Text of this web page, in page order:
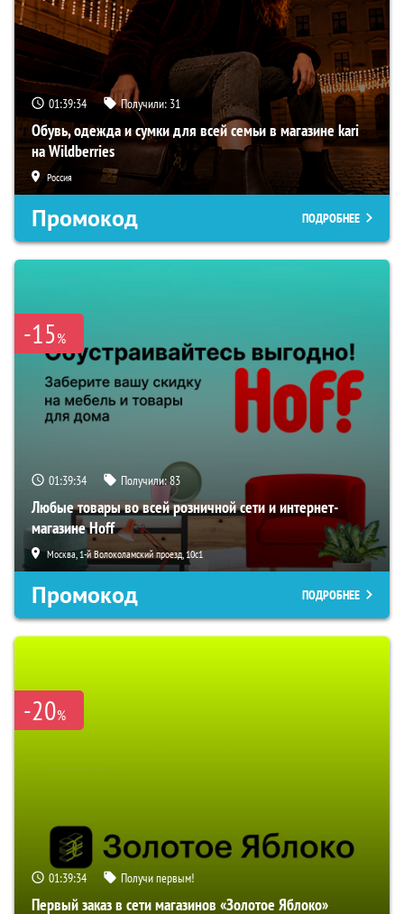
01:39:33 Получили: 31
Обувь, одежда и сумки для всей семьи в магазине kari
на Wildberries
Россия
Промокод ПОДРОБНЕЕ
-15%
01:39:33 Получили:83
Любые товары во всей розничной сети и интернет-
магазине Hoff
Москва, 1-й Волоколамский проезд, 10с1
Промокод ПОДРОБНЕЕ
-20%
01:39:33 Получи первым!
Первый заказ в сети магазинов «Золотое Яблоко»